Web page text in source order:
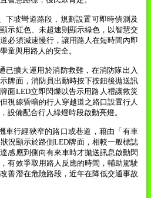
下坡彎道路段，規劃設置可即時偵測及
示紅色、未超速則顯示綠色，以智慧交
必須減速慢行，讓用路人在短時間內即
童與用路人的安全。
已擴大運用於消防救難，在消防隊出入
牌面，消防員出勤時按下按鈕後拋送訊
面LED立即閃爍以告示用路人禮讓救災
視線昏暗的行人穿越道之路口設置行人
設備配合行人綠燈時段啟動亮燈。
車行經狹窄的路口或巷道，藉由「有車
況顯示於路側LED牌面，相較一般標誌
感應到側向有來車時才拋送訊息啟動閃
有效爭取用路人反應的時間，輔助駕駛
善潛在危險路段，近年在降低交通事故